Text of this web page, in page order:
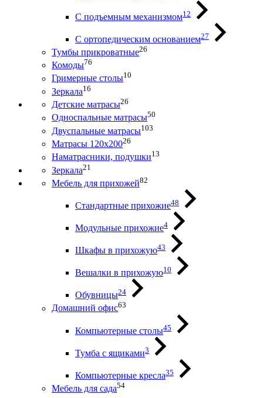
С подъемным механизмом12
С ортопедическим основанием27
Тумбы прикроватные26
Комоды76
Гримерные столы10
Зеркала16
Детские матрасы26
Односпальные матрасы50
Двуспальные матрасы103
Матрасы 120х20026
Наматрасники, подушки13
Зеркала21
Мебель для прихожей82
Стандартные прихожие48
Модульные прихожие4
Шкафы в прихожую43
Вешалки в прихожую10
Обувницы24
Домашний офис63
Компьютерные столы45
Тумба с ящиками3
Компьютерные кресла35
Мебель для сада54